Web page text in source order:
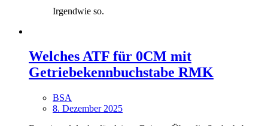
Irgendwie so.
Welches ATF für 0CM mit
Getriebekennbuchstabe RMK
BSA
8. Dezember 2025